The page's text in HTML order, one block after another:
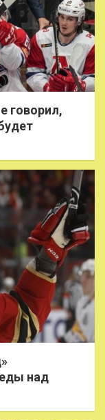
говорил,
над